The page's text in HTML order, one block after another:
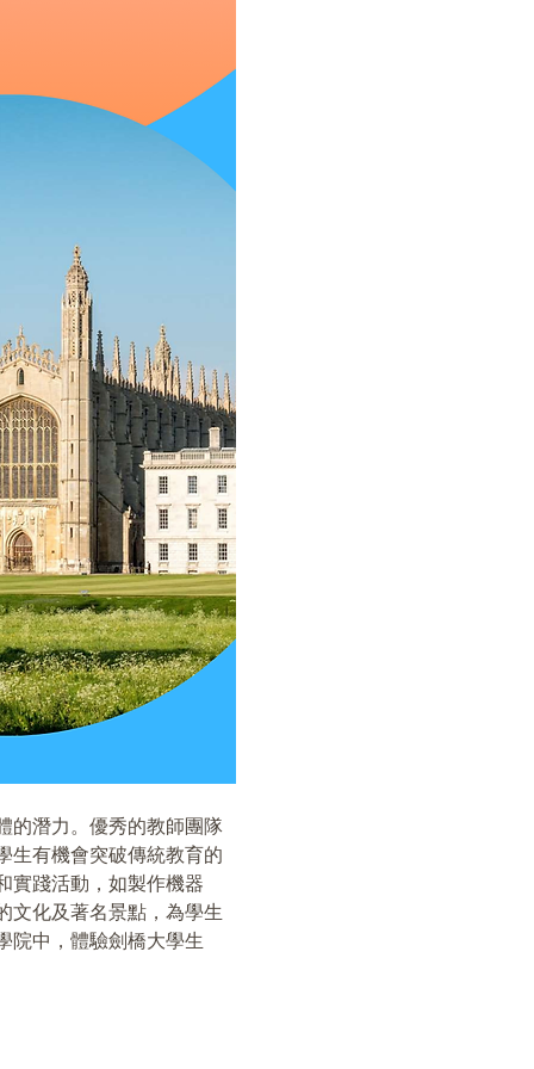
的潛力。優秀的教師團隊
生有機會突破傳統教育的
實踐活動，如製作機器
文化及著名景點，為學生
院中，體驗劍橋大學生